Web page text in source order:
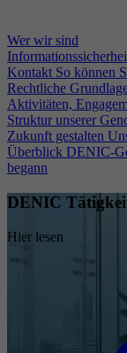
Wer wir sind
Kontakt So können
Rechtliche
Aktivitäten,
Struktur unserer
Zukunft gestalten
Überblick DENIC-
begann
DENIC
Hier lesen